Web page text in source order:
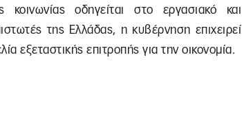
οδηγείται στο εργασιακό και
της Ελλάδας, η κυβέρνηση επιχειρεί
εξεταστικής επιτροπής για την οικονομία.